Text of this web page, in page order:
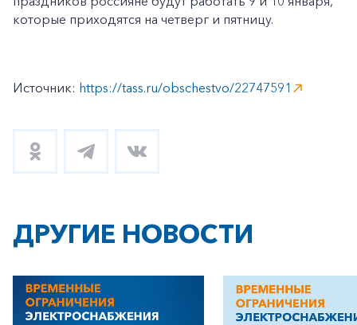
которые приходятся на четверг и пятницу.
Источник: https://tass.ru/obschestvo/22747591
ДРУГИЕ НОВОСТИ